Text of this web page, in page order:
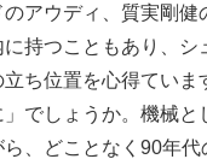
アウディ、質実剛健
持つこともあり、シ
立ち位置を心得ていま
でしょうか。機械と
、どことなく90年代